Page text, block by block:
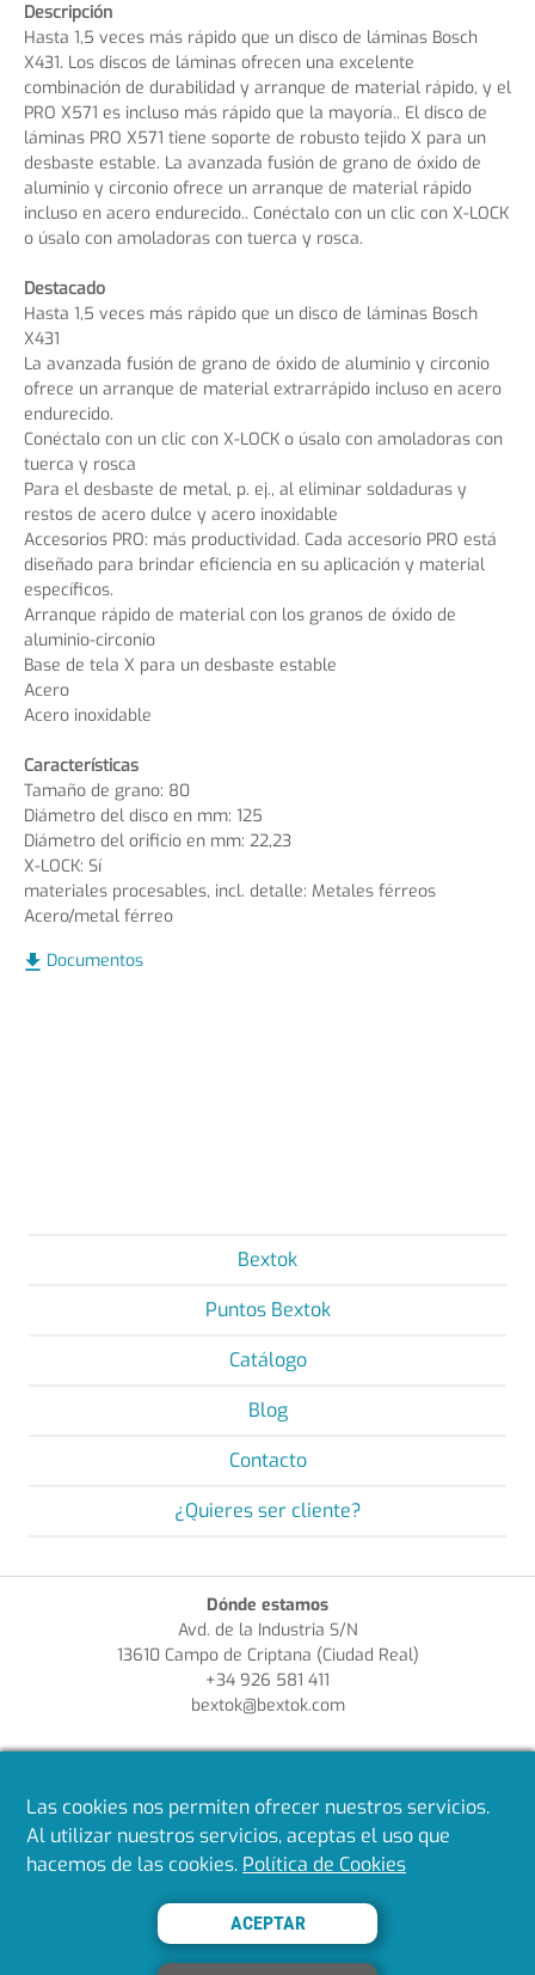
Descripción
Hasta 1,5 veces más rápido que un disco de láminas Bosch
X431. Los discos de láminas ofrecen una excelente
combinación de durabilidad y arranque de material rápido, y el
PRO X571 es incluso más rápido que la mayoría.. El disco de
láminas PRO X571 tiene soporte de robusto tejido X para un
desbaste estable. La avanzada fusión de grano de óxido de
aluminio y circonio ofrece un arranque de material rápido
incluso en acero endurecido.. Conéctalo con un clic con X-LOCK
o úsalo con amoladoras con tuerca y rosca.
Destacado
Hasta 1,5 veces más rápido que un disco de láminas Bosch
X431
La avanzada fusión de grano de óxido de aluminio y circonio
ofrece un arranque de material extrarrápido incluso en acero
endurecido.
Conéctalo con un clic con X-LOCK o úsalo con amoladoras con
tuerca y rosca
Para el desbaste de metal, p. ej., al eliminar soldaduras y
restos de acero dulce y acero inoxidable
Accesorios PRO: más productividad. Cada accesorio PRO está
diseñado para brindar eficiencia en su aplicación y material
específicos.
Arranque rápido de material con los granos de óxido de
aluminio-circonio
Base de tela X para un desbaste estable
Acero
Acero inoxidable
Características
Tamaño de grano: 80
Diámetro del disco en mm: 125
Diámetro del orificio en mm: 22,23
X-LOCK: Sí
materiales procesables, incl. detalle: Metales férreos
Acero/metal férreo
Documentos
Bextok
Puntos Bextok
Catálogo
Blog
Contacto
¿Quieres ser cliente?
Dónde estamos
Avd. de la Industria S/N
13610 Campo de Criptana (Ciudad Real)
+34 926 581 411
bextok@bextok.com
¿Quieres ser cliente?
Aviso Legal
Política de Privacidad
Política de Cookies
Síguenos en redes
Las cookies nos permiten ofrecer nuestros servicios.
Al utilizar nuestros servicios, aceptas el uso que
hacemos de las cookies. Política de Cookies
ACEPTAR